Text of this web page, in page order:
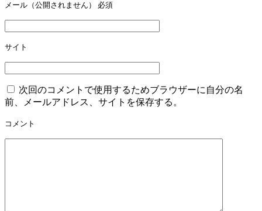
ョ
ン
メール（公開されません） 必須
サイト
次回のコメントで使用するためブラウザーに自分の名
前、メールアドレス、サイトを保存する。
コメント